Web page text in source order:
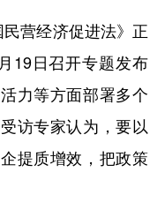
金融 汽车
化 数字经济
营经济促进法》正
19日召开专题发布
力等方面部署多个
访专家认为，要以
提质增效，把政策